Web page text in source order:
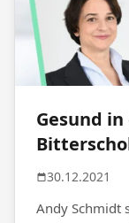
Gesund in
30.12.2021
Andy Schmidt